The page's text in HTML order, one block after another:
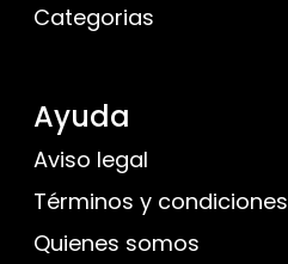
Categorias
Ayuda
Aviso legal
Términos y condiciones
Quienes somos